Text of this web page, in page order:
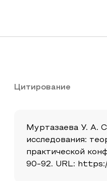
Цитирование
Муртазаева У. А.
исследования:
практической
90-92. URL: